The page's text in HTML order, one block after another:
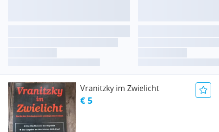
Vranitzky im Zwielicht
€ 5